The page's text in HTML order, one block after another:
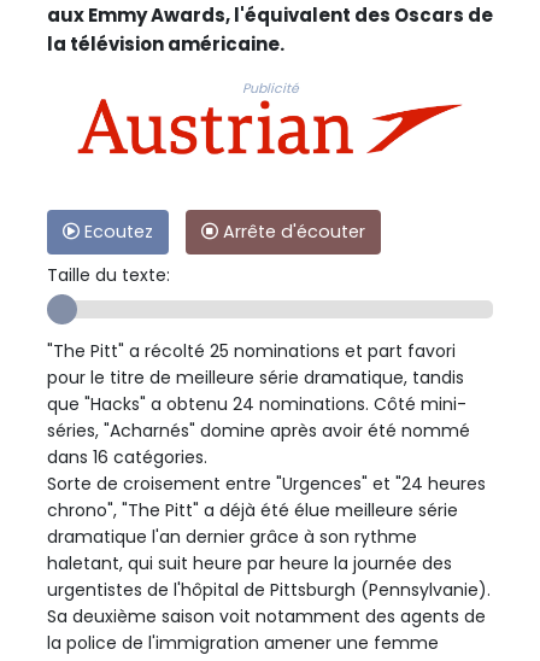
aux Emmy Awards, l'équivalent des Oscars de
la télévision américaine.
Publicité
Ecoutez
Arrête d'écouter
Taille du texte:
"The Pitt" a récolté 25 nominations et part favori
pour le titre de meilleure série dramatique, tandis
que "Hacks" a obtenu 24 nominations. Côté mini-
séries, "Acharnés" domine après avoir été nommé
dans 16 catégories.
Sorte de croisement entre "Urgences" et "24 heures
chrono", "The Pitt" a déjà été élue meilleure série
dramatique l'an dernier grâce à son rythme
haletant, qui suit heure par heure la journée des
urgentistes de l'hôpital de Pittsburgh (Pennsylvanie).
Sa deuxième saison voit notamment des agents de
la police de l'immigration amener une femme